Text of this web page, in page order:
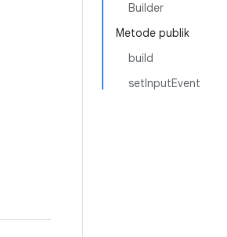
Builder
Metode publik
build
setInputEvent